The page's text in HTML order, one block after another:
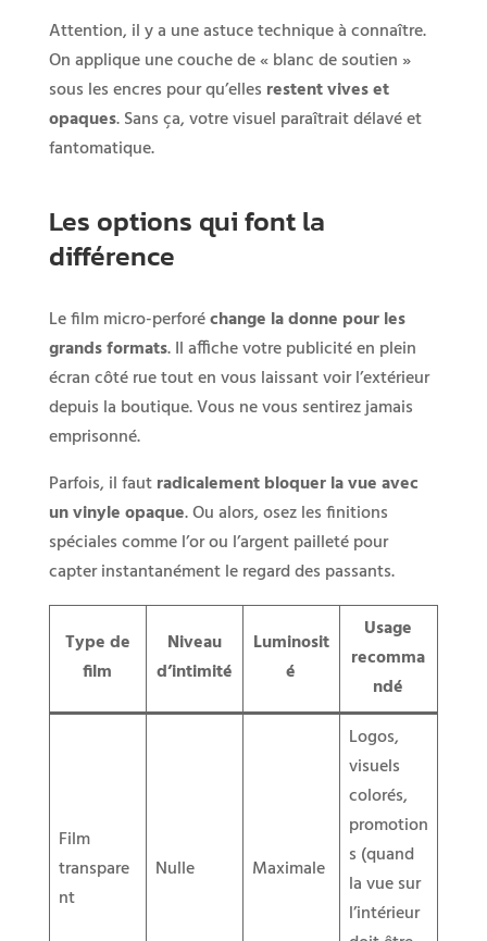
Attention, il y a une astuce technique à connaître.
On applique une couche de « blanc de soutien »
sous les encres pour qu’elles restent vives et
opaques. Sans ça, votre visuel paraîtrait délavé et
fantomatique.
Les options qui font la
différence
Le film micro-perforéchange la donne pour les
grands formats. Il affiche votre publicité en plein
écran côté rue tout en vous laissant voir l’extérieur
depuis la boutique. Vous ne vous sentirez jamais
emprisonné.
Parfois, il fautradicalement bloquer la vue avec
un vinyle opaque. Ou alors, osez les finitions
spéciales comme l’or ou l’argent pailleté pour
capter instantanément le regard des passants.
Type de
film
Niveau
d’intimité
Luminosit
é
Usage
recomma
ndé
Film
transpare
nt
Nulle Maximale
Logos,
visuels
colorés,
promotion
s (quand
la vue sur
l’intérieur